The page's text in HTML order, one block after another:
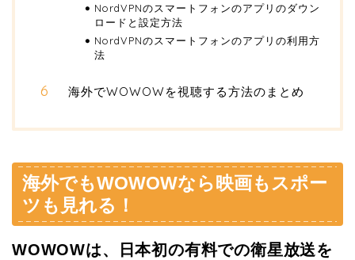
NordVPNのスマートフォンのアプリのダウン
ロードと設定方法
NordVPNのスマートフォンのアプリの利用方
法
海外でWOWOWを視聴する方法のまとめ
海外でもWOWOWなら映画もスポー
ツも見れる！
WOWOWは、日本初の有料での衛星放送を